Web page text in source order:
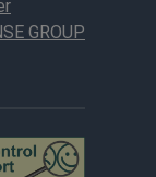
GROUP